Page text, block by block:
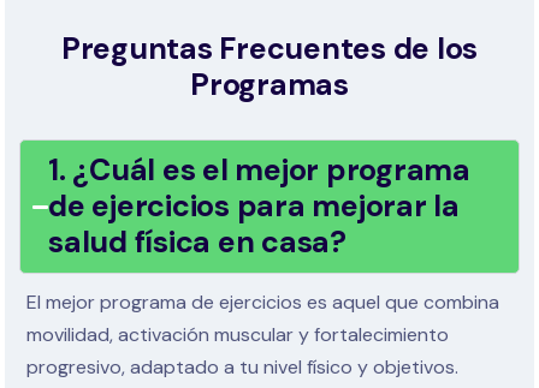
Preguntas Frecuentes de los
Programas
1. ¿Cuál es el mejor programa
de ejercicios para mejorar la
salud física en casa?
El mejor programa de ejercicios es aquel que combina
movilidad, activación muscular y fortalecimiento
progresivo, adaptado a tu nivel físico y objetivos.